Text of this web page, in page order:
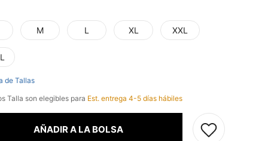
M L XL XXL
de Tallas
Talla son elegibles para Est. entrega 4-5 días hábiles
AÑADIR A LA BOLSA